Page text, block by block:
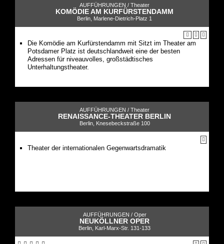
AUFFÜHRUNGEN / Theater
KOMÖDIE AM KURFÜRSTENDAMM
Berlin, Marlene-Dietrich-Platz 1
Die Komödie am Kurfürstendamm mit Sitzt im Theater am
Potsdamer Platz ist deutschlandweit eine der besten
Adressen für niveauvolles, großstädtisches
Unterhaltungstheater.
AUFFÜHRUNGEN / Theater
RENAISSANCE-THEATER BERLIN
Berlin, Knesebeckstraße 100
Theater der internationalen Gegenwartsdramatik
AUFFÜHRUNGEN / Oper
NEUKÖLLNER OPER
Berlin, Karl-Marx-Str. 131-133